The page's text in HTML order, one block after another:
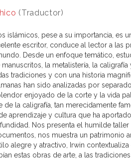
(Traductor)
islámicos, pese a su importancia, es
escritor, conduce al lector a las
Desde un enfoque temático,
la metalistería, la caligrafía
tradiciones y con una historia
han sido analizadas por
enjoyado de la corte y la vida
la caligrafía, tan merecidamente
aprendizaje y cultura que ha
Nos presenta el humilde
nos muestra un patrimonio
alegre y atractivo, Irwin
estas obras de arte, a las